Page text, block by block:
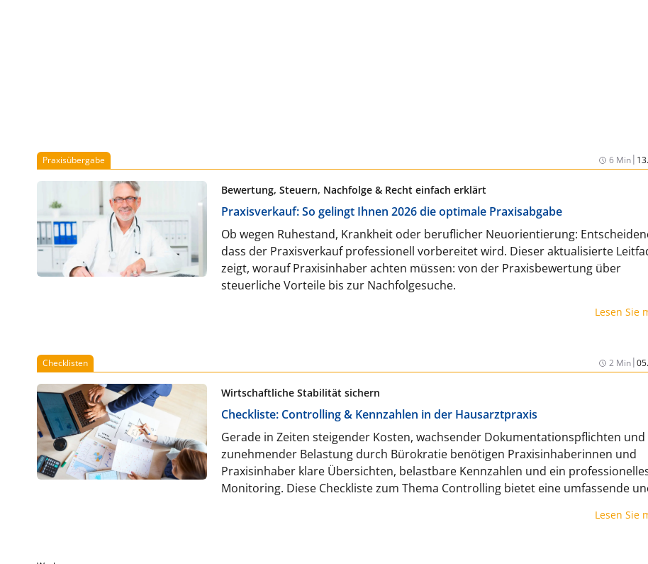
Praxisübergabe 6 Min|
Bewertung, Steuern, Nachfolge & Recht einfach erklärt
Praxisverkauf: So gelingt Ihnen 2026 die optimale Praxisabgabe
Ob wegen Ruhestand, Krankheit oder beruflicher Neuorientierung:
dass der Praxisverkauf professionell vorbereitet wird. Dieser aktualisierte
zeigt, worauf Praxisinhaber achten müssen: von der Praxisbewertung über
steuerliche Vorteile bis zur Nachfolgesuche.
Lesen Sie
Checklisten 2 Min|
Wirtschaftliche Stabilität sichern
Checkliste: Controlling & Kennzahlen in der Hausarztpraxis
Gerade in Zeiten steigender Kosten, wachsender Dokumentationspflichten und
zunehmender Belastung durch Bürokratie benötigen Praxisinhaberinnen und
Praxisinhaber klare Übersichten, belastbare Kennzahlen und ein
Monitoring. Diese Checkliste zum Thema Controlling bietet eine umfassende
Lesen Sie